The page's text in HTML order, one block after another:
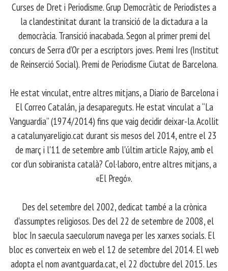
Curses de Dret i Periodisme. Grup Democràtic de Periodistes a
la clandestinitat durant la transició de la dictadura a la
democràcia. Transició inacabada. Segon al primer premi del
concurs de Serra d’Or per a escriptors joves. Premi Ires (Institut
de Reinserció Social). Premi de Periodisme Ciutat de Barcelona.
​ He estat vinculat, entre altres mitjans, a Diario de Barcelona i
El Correo Catalán, ja desapareguts. He estat vinculat a “La
Vanguardia” (1974/2014) fins que vaig decidir deixar-la. Acollit
a catalunyareligio.cat durant sis mesos del 2014, entre el 23
de març i l'11 de setembre amb l'últim article Rajoy, amb el
cor d'un sobiranista català? Col·laboro, entre altres mitjans, a
«El Pregó».
​ Des del setembre del 2002, dedicat també a la crònica
d'assumptes religiosos. Des del 22 de setembre de 2008, el
bloc In saecula saeculorum navega per les xarxes socials. El
bloc es converteix en web el 12 de setembre del 2014. El web
adopta el nom avantguarda.cat, el 22 d'octubre del 2015. Les